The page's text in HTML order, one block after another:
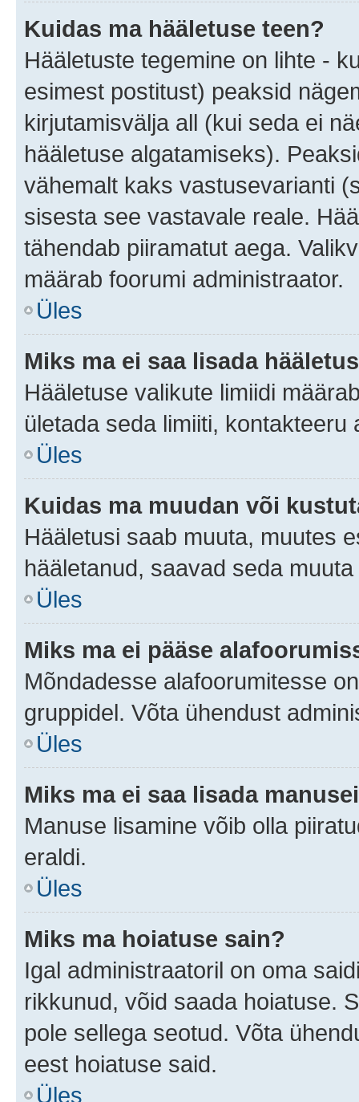
Kuidas ma hääletuse teen?
Hääletuste tegemine on lihte -
esimest postitust) peaksid
kirjutamisvälja all (kui seda ei
hääletuse algatamiseks).
vähemalt kaks vastusevarianti
sisesta see vastavale reale.
tähendab piiramatut aega.
määrab foorumi administraator.
Üles
Miks ma ei saa lisada
Hääletuse valikute limiidi
ületada seda limiiti, kontakteeru
Üles
Kuidas ma muudan või
Hääletusi saab muuta, muutes
hääletanud, saavad seda
Üles
Miks ma ei pääse
Mõndadesse alafoorumitesse
gruppidel. Võta ühendust
Üles
Miks ma ei saa lisada
Manuse lisamine võib olla
eraldi.
Üles
Miks ma hoiatuse sain?
Igal administraatoril on oma
rikkunud, võid saada hoiatuse.
pole sellega seotud. Võta
eest hoiatuse said.
Üles